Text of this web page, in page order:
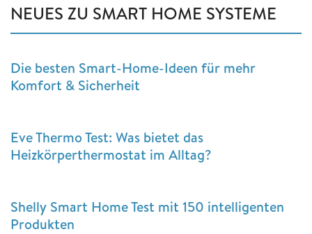
NEUES ZU SMART HOME SYSTEME
Die besten Smart-Home-Ideen für mehr
Komfort & Sicherheit
Eve Thermo Test: Was bietet das
Heizkörperthermostat im Alltag?
Shelly Smart Home Test mit 150 intelligenten
Produkten